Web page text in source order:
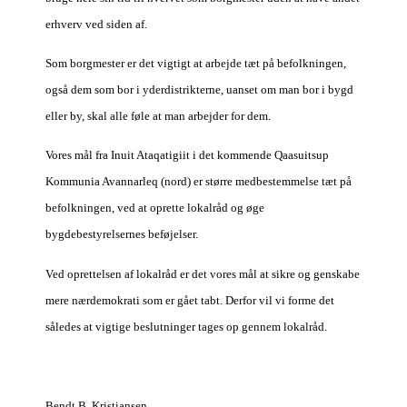
erhverv ved siden af.
Som borgmester er det vigtigt at arbejde tæt på befolkningen,
også dem som bor i yderdistrikterne, uanset om man bor i bygd
eller by, skal alle føle at man arbejder for dem.
Vores mål fra Inuit Ataqatigiit i det kommende Qaasuitsup
Kommunia Avannarleq (nord) er større medbestemmelse tæt på
befolkningen, ved at oprette lokalråd og øge
bygdebestyrelsernes beføjelser.
Ved oprettelsen af lokalråd er det vores mål at sikre og genskabe
mere nærdemokrati som er gået tabt. Derfor vil vi forme det
således at vigtige beslutninger tages op gennem lokalråd.